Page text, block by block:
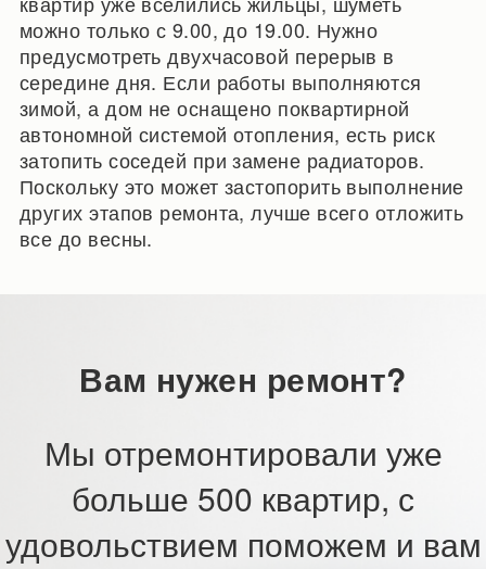
можно только с 9.00, до 19.00. Нужно
предусмотреть двухчасовой перерыв в
середине дня. Если работы выполняются
зимой, а дом не оснащено поквартирной
автономной системой отопления, есть риск
затопить соседей при замене радиаторов.
Поскольку это может застопорить выполнение
других этапов ремонта, лучше всего отложить
все до весны.
Вам нужен ремонт?
Мы отремонтировали уже
больше 500 квартир, с
удовольствием поможем и вам